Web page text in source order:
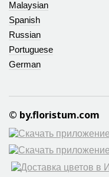
Malaysian
Spanish
Russian
Portuguese
German
© by.floristum.com